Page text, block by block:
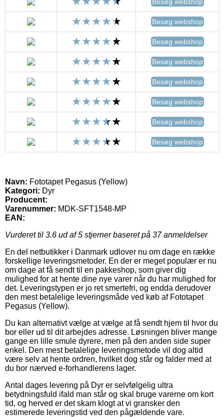
Besøg webshop
Besøg webshop
Besøg webshop
Besøg webshop
Besøg webshop
Besøg webshop
Besøg webshop
Navn: Fototapet Pegasus (Yellow)
Kategori: Dyr
Producent:
Varenummer: MDK-SFT1548-MP
EAN:
Vurderet til 3.6 ud af 5 stjerner baseret på 37anmeldelser
En del netbutikker i Danmark udlover nu om dage en række
forskellige leveringsmetoder. En der er meget populær er nu
om dage at få sendt til en pakkeshop, som giver dig
mulighed for at hente dine nye varer når du har mulighed for
det. Leveringstypen er jo ret smertefri, og endda derudover
den mest betalelige leveringsmåde ved køb af Fototapet
Pegasus (Yellow).
Du kan alternativt vælge at vælge at få sendt hjem til hvor du
bor eller ud til dit arbejdes adresse. Løsningen bliver mange
gange en lille smule dyrere, men på den anden side super
enkel. Den mest betalelige leveringsmetode vil dog altid
være selv at hente ordren, hvilket dog står og falder med at
du bor nærved e-forhandlerens lager.
Antal dages levering på Dyr er selvfølgelig ultra
betydningsfuld ifald man står og skal bruge varerne om kort
tid, og herved er det skam klogt at vi gransker den
estimerede leveringstid ved den pågældende vare.